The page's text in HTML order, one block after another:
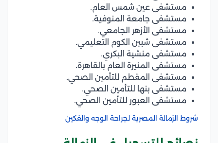
مستشفى عين شمس العام.
مستشفى جامعة المنوفية.
مستشفى الأزهر الجامعي.
مستشفى شبين الكوم التعليمي.
مستشفى منشية البكري.
مستشفى المنيرة العام بالقاهرة.
مستشفى المقطم للتأمين الصحي.
مستشفى بنها للتأمين الصحي.
مستشفى العبور للتأمين الصحي.
شروط الزمالة المصرية لجراحة الوجه والفكين